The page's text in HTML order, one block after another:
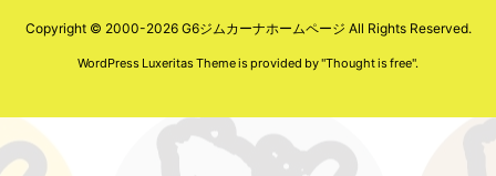
Copyright © 2000-2026 G6ジムカーナホームページ All Rights Reserved.
WordPress Luxeritas Theme is provided by "Thought is free".